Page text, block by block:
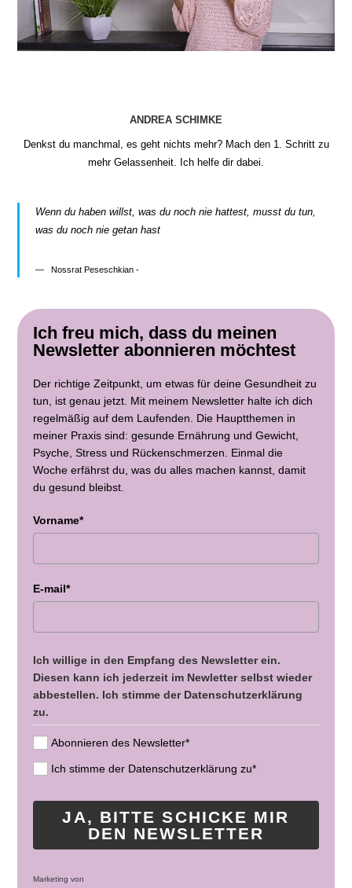
ANDREA SCHIMKE
Denkst du manchmal, es geht nichts mehr? Mach den 1. Schritt zu
mehr Gelassenheit. Ich helfe dir dabei.
Wenn du haben willst, was du noch nie hattest, musst du tun,
was du noch nie getan hast
Nossrat Peseschkian -
Ich freu mich, dass du meinen
Newsletter abonnieren möchtest
Der richtige Zeitpunkt, um etwas für deine Gesundheit zu
tun, ist genau jetzt. Mit meinem Newsletter halte ich dich
regelmäßig auf dem Laufenden. Die Hauptthemen in
meiner Praxis sind: gesunde Ernährung und Gewicht,
Psyche, Stress und Rückenschmerzen. Einmal die
Woche erfährst du, was du alles machen kannst, damit
du gesund bleibst.
Vorname*
E-mail*
Ich willige in den Empfang des Newsletter ein.
Diesen kann ich jederzeit im Newletter selbst wieder
abbestellen. Ich stimme der Datenschutzerklärung
zu.
Abonnieren des Newsletter*
Ich stimme der Datenschutzerklärung zu*
JA, BITTE SCHICKE MIR
DEN NEWSLETTER
Marketing von